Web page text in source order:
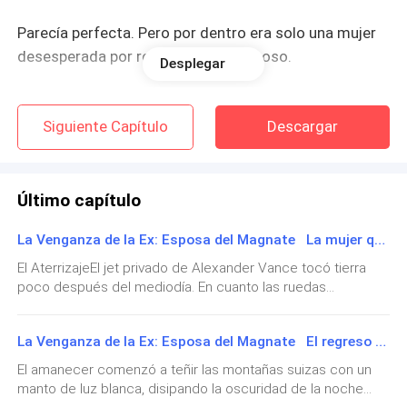
Parecía perfecta. Pero por dentro era solo una mujer
desesperada por recuperar a su esposo.
Buscó a Adrian entre la multitud. Lo encontró junto al
bar, impecable en su traje negro, rodeado de
inversionistas.
Tan frío. Tan distante. Tan inalcanzable.
El corazón de Elena se apretó. Hubo un tiempo en que
él la miraba como si fuera el centro del universo.
Ahora apenas parecía tolerarla.
Aun así, caminó hacia él.
—Adrian…
Desplegar
Siguiente Capítulo Descargar
Último capítulo
La Venganza de la Ex: Esposa del Magnate La mujer que regresó del pasado
El AterrizajeEl jet privado de Alexander Vance tocó tierra
poco después del mediodía. En cuanto las ruedas
fue el primero en descender, con la mirada firme, mientras
sus hombres de confianza se desplegaban rápidamente
para asegurar el perímetro. Tras el amargo incidente en
Suiza, la seguridad se había convertido en una obsesión: no
La Venganza de la Ex: Esposa del Magnate El regreso de la emperatriz
El amanecer comenzó a teñir las montañas suizas con un
manto de luz blanca, disipando la oscuridad de la noche